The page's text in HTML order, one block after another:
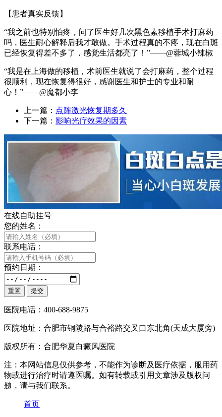
【患者真实反馈】
“我之前也特别怕疼，问了医生好几次黑色素移植手术打麻药
吗，医生耐心解释后我才敢做。手术过程真的不疼，现在白斑
已经恢复得差不多了，感觉生活都亮了！”——@蓉城小辣椒
“我是在上海做的移植，术前医生就说了会打麻药，整个过程
很顺利，现在恢复得很好，感谢医生和护士的专业和耐
心！”——@魔都小李
上一篇： 点阵激光恢复期多久
下一篇： 影响光疗效果的因素
在线自助挂号
您的姓名：
联系电话：
预约日期：
医院电话：400-688-9875
医院地址：合肥市铜陵路与合裕路交叉口东北角(天成大厦旁)
版权所有：合肥华夏白癜风医院
注：本网站信息仅供参考，不能作为诊断及医疗依据，服用药
物或进行治疗时请遵医嘱。如有转载或引用文章涉及版权问
题，请与我们联系。
首页